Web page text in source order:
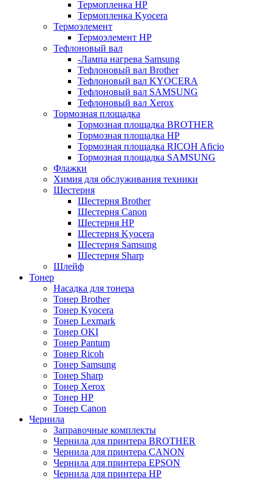
Термопленка HP
Термопленка Kyocera
Термоэлемент
Термоэлемент НР
Тефлоновый вал
-Лампа нагрева Samsung
Тефлоновый вал Brother
Тефлоновый вал KYOCERA
Тефлоновый вал SAMSUNG
Тефлоновый вал Xerox
Тормозная площадка
Тормозная площадка BROTHER
Тормозная площадка HP
Тормозная площадка RICOH Aficio
Тормозная площадка SAMSUNG
Флажки
Химия для обслуживания техники
Шестерня
Шестерня Brother
Шестерня Canon
Шестерня HP
Шестерня Kyocera
Шестерня Samsung
Шестерня Sharp
Шлейф
Тонер
Насадка для тонера
Тонер Brother
Тонер Kyocera
Тонер Lexmark
Тонер OKI
Тонер Pantum
Тонер Ricoh
Тонер Samsung
Тонер Sharp
Тонер Xerox
Тонер НР
Тонер Саnon
Чернила
Заправочные комплекты
Чернила для принтера BROTHER
Чернила для принтера CANON
Чернила для принтера EPSON
Чернила для принтера HP